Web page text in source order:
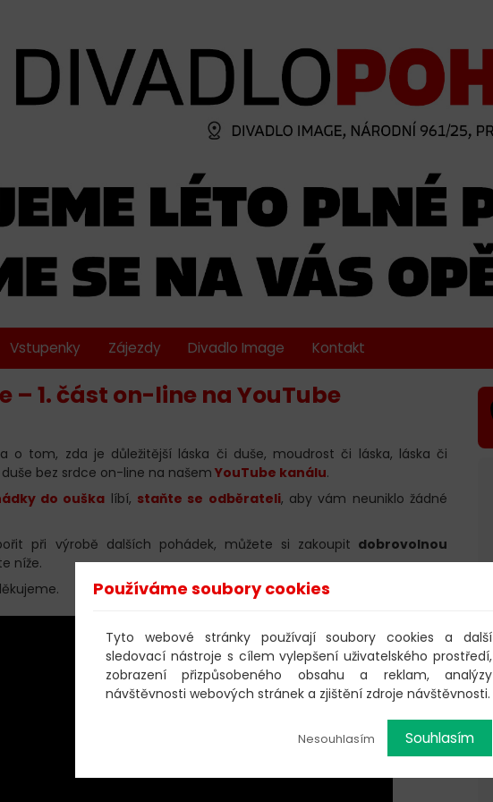
Vstupenky Zájezdy Divadlo Image Kontakt
– 1. část on-line na YouTube
o tom, zda je důležitější láska či duše, moudrost či láska, láska či
bez srdce on-line na našem YouTube kanálu.
do ouška líbí, staňte se odběrateli, aby vám neuniklo žádné
při výrobě dalších pohádek, můžete si zakoupit dobrovolnou
níže.
Používáme soubory cookies
Tyto webové stránky používají soubory cookies a další
sledovací nástroje s cílem vylepšení uživatelského prostředí,
zobrazení přizpůsobeného obsahu a reklam, analýzy
návštěvnosti webových stránek a zjištění zdroje návštěvnosti.
Nesouhlasím Souhlasím